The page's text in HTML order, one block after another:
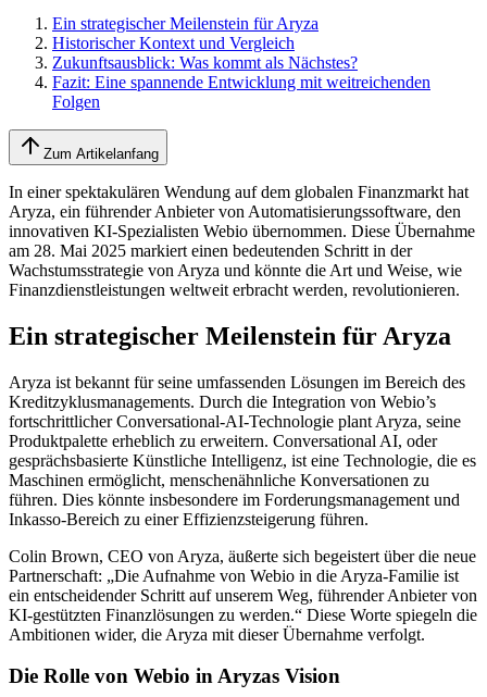
Ein strategischer Meilenstein für Aryza
Historischer Kontext und Vergleich
Zukunftsausblick: Was kommt als Nächstes?
Fazit: Eine spannende Entwicklung mit weitreichenden
Folgen
Zum Artikelanfang
In einer spektakulären Wendung auf dem globalen Finanzmarkt hat
Aryza, ein führender Anbieter von Automatisierungssoftware, den
innovativen KI-Spezialisten Webio übernommen. Diese Übernahme
am 28. Mai 2025 markiert einen bedeutenden Schritt in der
Wachstumsstrategie von Aryza und könnte die Art und Weise, wie
Finanzdienstleistungen weltweit erbracht werden, revolutionieren.
Ein strategischer Meilenstein für Aryza
Aryza ist bekannt für seine umfassenden Lösungen im Bereich des
Kreditzyklusmanagements. Durch die Integration von Webio’s
fortschrittlicher Conversational-AI-Technologie plant Aryza, seine
Produktpalette erheblich zu erweitern. Conversational AI, oder
gesprächsbasierte Künstliche Intelligenz, ist eine Technologie, die es
Maschinen ermöglicht, menschenähnliche Konversationen zu
führen. Dies könnte insbesondere im Forderungsmanagement und
Inkasso-Bereich zu einer Effizienzsteigerung führen.
Colin Brown, CEO von Aryza, äußerte sich begeistert über die neue
Partnerschaft: „Die Aufnahme von Webio in die Aryza-Familie ist
ein entscheidender Schritt auf unserem Weg, führender Anbieter von
KI-gestützten Finanzlösungen zu werden.“ Diese Worte spiegeln die
Ambitionen wider, die Aryza mit dieser Übernahme verfolgt.
Die Rolle von Webio in Aryzas Vision